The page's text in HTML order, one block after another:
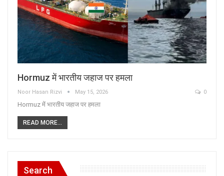
Hormuz में भारतीय जहाज पर हमला
Noor Hasan Rizvi May 15, 2026 0
Hormuz में भारतीय जहाज पर हमला
READ MORE...
Search